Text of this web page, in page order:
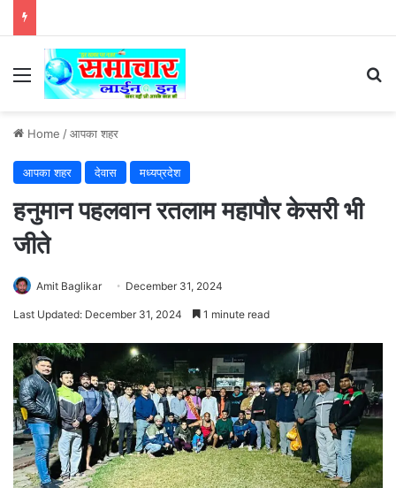
Menu
Home /आपका शहर
आपका शहर देवास मध्यप्रदेश
हनुमान पहलवान रतलाम महापौर केसरी भी
जीते
Amit Baglikar December 31, 2024
Last Updated: December 31, 2024 1 minute read